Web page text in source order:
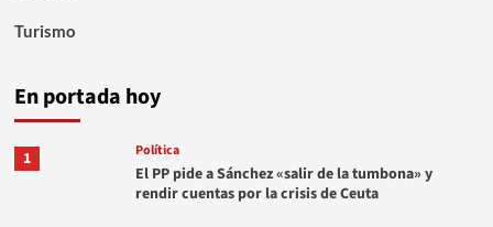
Turismo
En portada hoy
1 Política
El PP pide a Sánchez «salir de la tumbona» y
rendir cuentas por la crisis de Ceuta